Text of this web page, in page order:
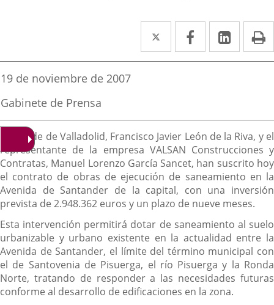
Twitter
Enlace
a
externa.
Facebook
Enlace
a
externa.
Enlace
a
Fecha
la
noticia
19 de noviembre de 2007
Fuente
la
noticia
Gabinete de Prensa
Descripción
El alcalde de Valladolid, Francisco Javier León de la Riva, y el
representante de la empresa VALSAN Construcciones y
Contratas, Manuel Lorenzo García Sancet, han suscrito hoy
el contrato de obras de ejecución de saneamiento en la
Avenida de Santander de la capital, con una inversión
prevista de 2.948.362 euros y un plazo de nueve meses.
Esta intervención permitirá dotar de saneamiento al suelo
urbanizable y urbano existente en la actualidad entre la
Avenida de Santander, el límite del término municipal con
el de Santovenia de Pisuerga, el río Pisuerga y la Ronda
Norte, tratando de responder a las necesidades futuras
conforme al desarrollo de edificaciones en la zona.